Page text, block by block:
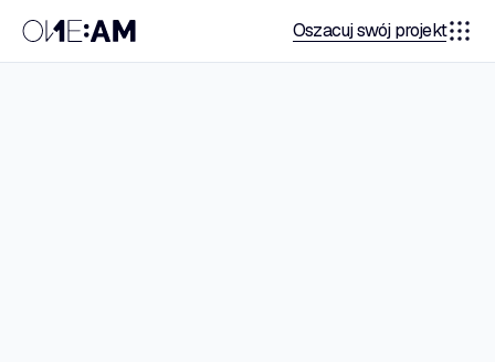
Oszacuj swój projekt